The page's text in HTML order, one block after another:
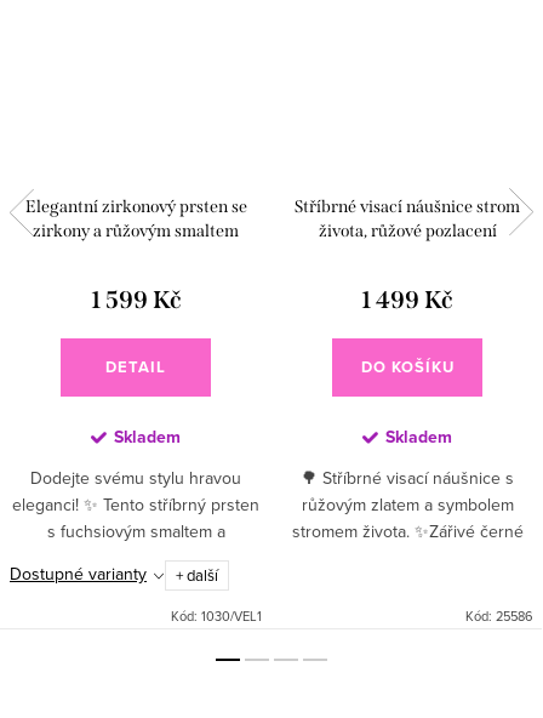
Elegantní zirkonový prsten se
zirkony a růžovým smaltem
1 599 Kč
DETAIL
Skladem
Dodejte svému stylu hravou
eleganci! ✨ Tento stříbrný prsten
s fuchsiovým smaltem a
třpytivými zirkony je
nepřehlédnutelným módním
doplňkem pro ženy, které milují
Dostupné varianty + další
Kód: 1030/VEL1
Stříbrné visací náušnice strom
života, růžové pozlacení
1 499 Kč
DO KOŠÍKU
Skladem
🌳 Stříbrné visací náušnice s
růžovým zlatem a symbolem
stromem života. ✨Zářivé černé
růžovým zlatem 💗...
Kód: 25586